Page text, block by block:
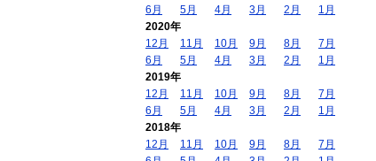
6月
5月 4月 3月 2月
1月
2020年
12月
11月 10月 9月 8月
7月
6月
5月 4月 3月 2月
1月
2019年
12月
11月 10月 9月 8月
7月
6月
5月 4月 3月 2月
1月
2018年
12月
11月 10月 9月 8月
7月